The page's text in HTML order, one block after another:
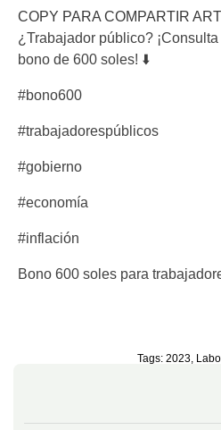
COPY PARA COMPARTIR
¿Trabajador público?
bono de 600 soles! ⬇️
#bono600
#trabajadorespúblicos
#gobierno
#economía
#inflación
Bono 600 soles para
Tags: 2023,